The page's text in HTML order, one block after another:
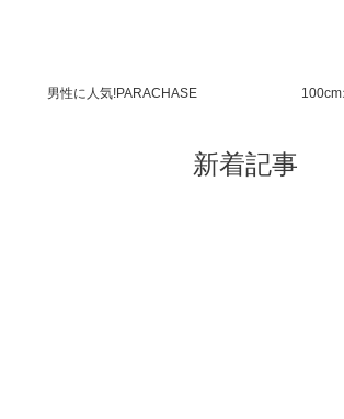
男性に人気!PARACHASE
新着記事